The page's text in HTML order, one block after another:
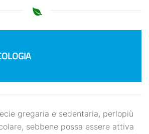
gregaria e sedentaria, perlopiù
sebbene possa essere attiva